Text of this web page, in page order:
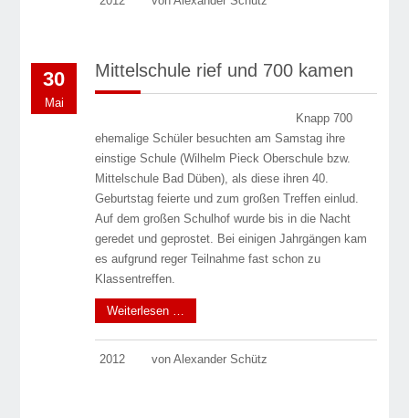
30
Mai
Mittelschule rief und 700 kamen
Knapp 700
ehemalige Schüler besuchten am Samstag ihre
einstige Schule (Wilhelm Pieck Oberschule bzw.
Mittelschule Bad Düben), als diese ihren 40.
Geburtstag feierte und zum großen Treffen einlud.
Auf dem großen Schulhof wurde bis in die Nacht
geredet und geprostet. Bei einigen Jahrgängen kam
es aufgrund reger Teilnahme fast schon zu
Klassentreffen.
Weiterlesen …
2012 von Alexander Schütz